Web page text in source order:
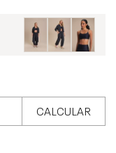
CALCULAR